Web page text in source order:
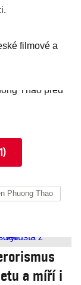
filmové a
­Phuong Thao
a míří i